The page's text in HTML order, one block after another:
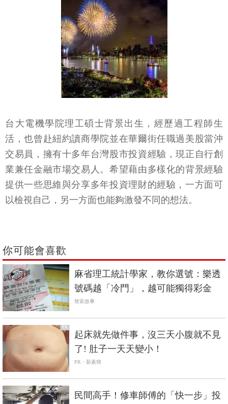
台大電機學院理工碩士背景出生，經歷過工程師生
活，也曾赴紐約讀商學院並在華爾街任職過美股當沖
交易員，擁有十多年台灣股市投資經驗，現正自行創
業兼任金融市場交易人。希望藉由多樣化的背景經驗
提供一些思維與分享多年投資理財的經驗，一方面可
以檢視自己，另一方面也能夠激發不同的想法。
你可能會喜歡
麻省理工統計學家，教你選號：樂透
號碼越「冷門」，越可能獨得彩金
致富故事
PR
起床就先做件事，沒三天小腹就不見
了! 肚子一天天變小！
PR・新素簡
民間高手！修車師傅的「快一步」投